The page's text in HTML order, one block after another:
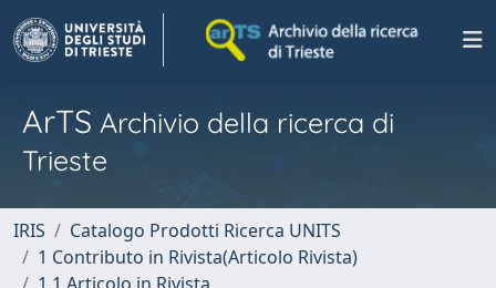
ArTS Archivio della ricerca di
Trieste
IRIS
Catalogo Prodotti Ricerca UNITS
1 Contributo in Rivista(Articolo Rivista)